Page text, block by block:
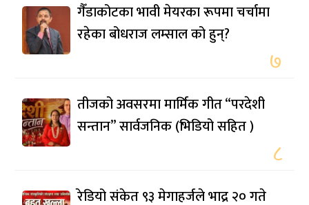
गैँडाकोटका भावी मेयरका रूपमा चर्चामा
रहेका बोधराज लम्साल को हुन्?
७
तीजको अवसरमा मार्मिक गीत “परदेशी
सन्तान” सार्वजनिक (भिडियो सहित )
८
रेडियो संकेत ९३ मेगाहर्जले भाद्र २० गते